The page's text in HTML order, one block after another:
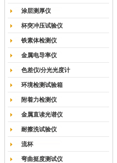
涂层测厚仪
杯突冲压试验仪
铁素体检测仪
金属电导率仪
色差仪/分光光度计
环境检测试验箱
附着力检测仪
金属直读光谱仪
耐擦洗试验仪
流杯
弯曲挺度测试仪